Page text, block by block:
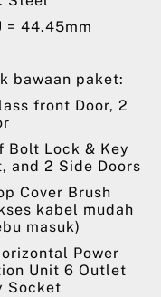
= 44.45mm
bawaan paket:
front Door, 2
Bolt Lock & Key
and 2 Side Doors
Cover Brush
kabel mudah
masuk)
Power
Unit 6 Outlet
Socket